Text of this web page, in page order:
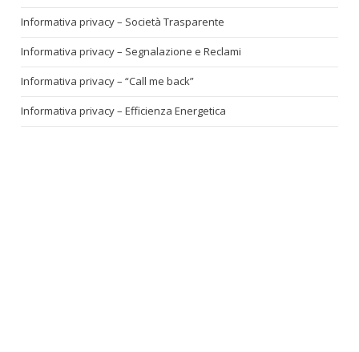
Informativa privacy – Società Trasparente
Informativa privacy – Segnalazione e Reclami
Informativa privacy – “Call me back”
Informativa privacy – Efficienza Energetica